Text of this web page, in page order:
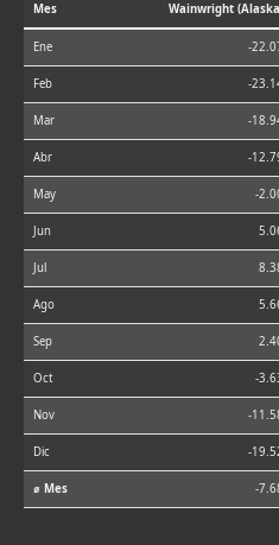
Mes Wainwright
Ene -
Feb -
Mar -
Abr -
May -
Jun
Jul
Ago
Sep
Oct -
Nov -
Dic -
⌀ Mes -